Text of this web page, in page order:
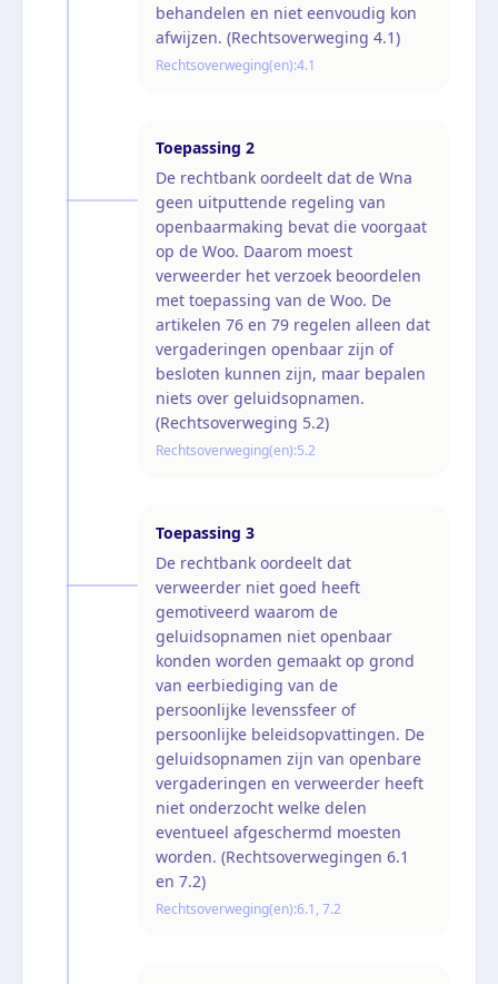
behandelen en niet eenvoudig kon
afwijzen. (Rechtsoverweging 4.1)
Rechtsoverweging(en):4.1
Toepassing 2
De rechtbank oordeelt dat de Wna
geen uitputtende regeling van
openbaarmaking bevat die voorgaat
op de Woo. Daarom moest
verweerder het verzoek beoordelen
met toepassing van de Woo. De
artikelen 76 en 79 regelen alleen dat
vergaderingen openbaar zijn of
besloten kunnen zijn, maar bepalen
niets over geluidsopnamen.
(Rechtsoverweging 5.2)
Rechtsoverweging(en):5.2
Toepassing 3
De rechtbank oordeelt dat
verweerder niet goed heeft
gemotiveerd waarom de
geluidsopnamen niet openbaar
konden worden gemaakt op grond
van eerbiediging van de
persoonlijke levenssfeer of
persoonlijke beleidsopvattingen. De
geluidsopnamen zijn van openbare
vergaderingen en verweerder heeft
niet onderzocht welke delen
eventueel afgeschermd moesten
worden. (Rechtsoverwegingen 6.1
en 7.2)
Rechtsoverweging(en):6.1, 7.2